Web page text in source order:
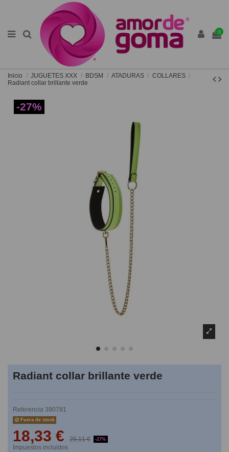
0
Inicio JUGUETES XXX BDSM ATADURAS
COLLARES
Radiant collar brillante verde
-27%
Radiant collar brillante verde
Referencia 390781
Fuera de stock
18,33 € 25,11 € -27%
Impuestos incluidos